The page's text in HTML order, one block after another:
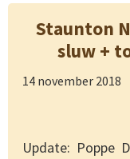
Staunton
sluw +
14 november 2018
Update: Poppe